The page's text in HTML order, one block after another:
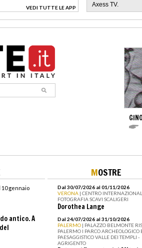
VEDI TUTTE LE APP
>
Axess TV.
10 gennaio
antico. A
MOSTRE
Dal 30/07/2026 al 01/11/2026
VERONA | CENTRO
FOTOGRAFIA SCAVI SCALIGERI
Dorothea Lange
Dal 24/07/2026 al 31/10/2026
PALERMO | PALAZZO BELMONTE
PALERMO I PARCO ARCHEOLOGICO
PAESAGGISTICO VALLE DEI TEMPLI -
AGRIGENTO